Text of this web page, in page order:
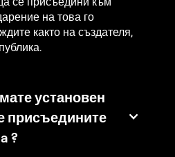
на това го
както на създателя,
установен
присъедините
?